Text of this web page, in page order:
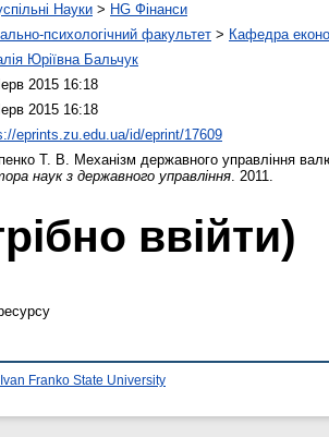
Науки > HG Фінанси
психологічний факультет > Кафедра
Юріївна Бальчук
2015 16:18
2015 16:18
eprints.zu.edu.ua/id/eprint/17609
Т. В. Механізм державного управління
наук з державного управління. 2011.
ввійти)
Franko State University